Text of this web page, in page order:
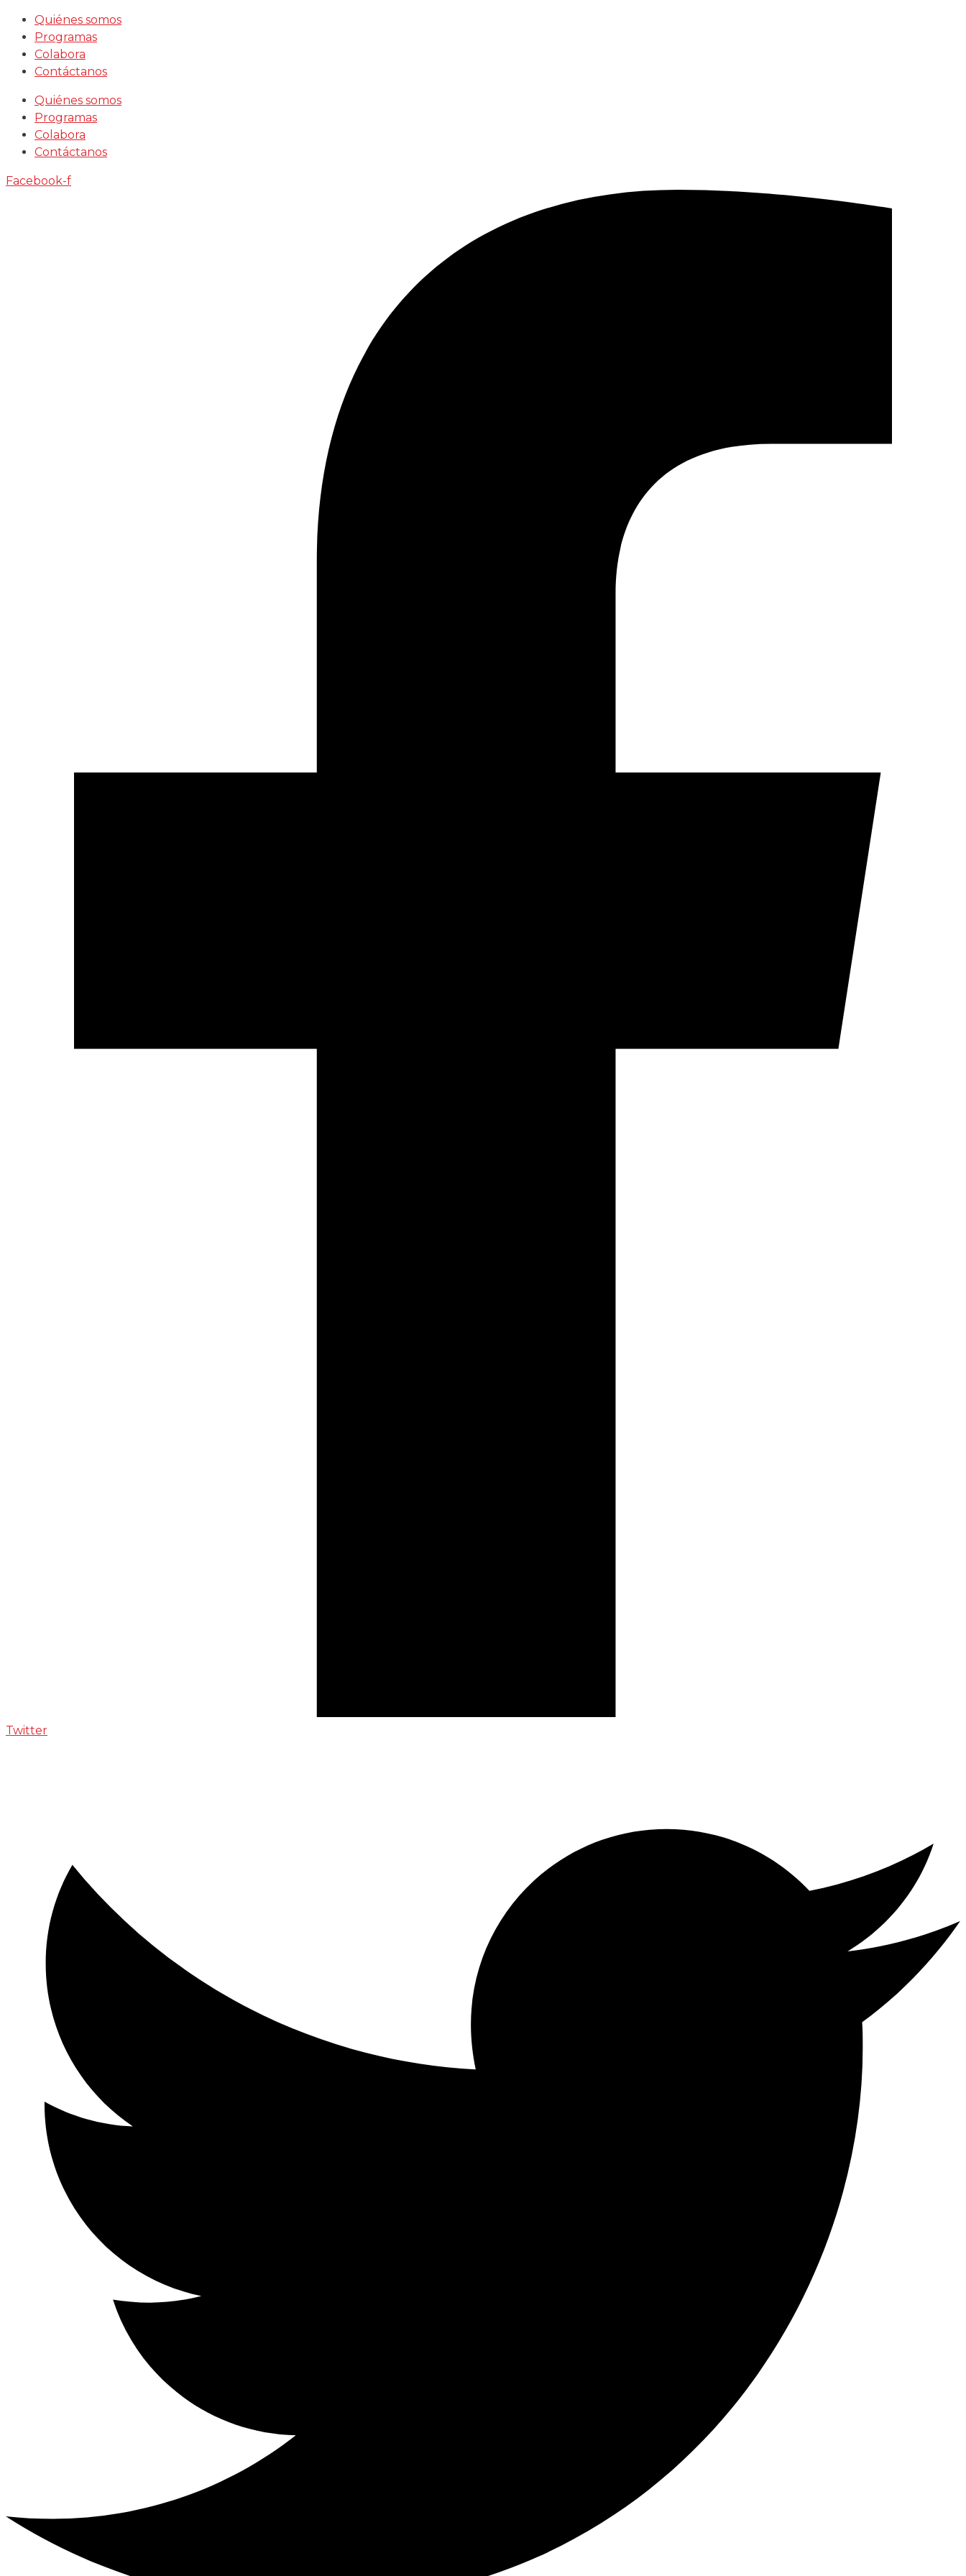
Saltar
contenido
Quiénes somos
Programas
Colabora
Contáctanos
Quiénes somos
Programas
Colabora
Contáctanos
Facebook-f
Twitter